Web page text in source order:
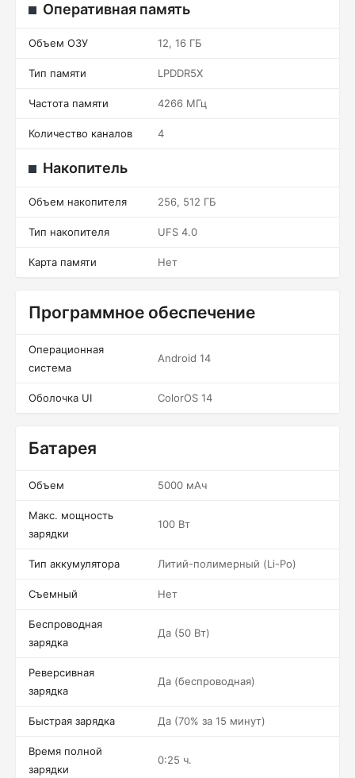
Оперативная память
Объем ОЗУ 12, 16 ГБ
Тип памяти LPDDR5X
Частота памяти 4266 МГц
Количество каналов 4
Накопитель
Объем накопителя 256, 512 ГБ
Тип накопителя UFS 4.0
Карта памяти Нет
Программное обеспечение
Операционная
система
Android 14
Оболочка UI ColorOS 14
Батарея
Объем 5000 мАч
Макс. мощность
зарядки
100 Вт
Тип аккумулятора Литий-полимерный (Li-Po)
Съемный Нет
Беспроводная
зарядка
Да (50 Вт)
Реверсивная
зарядка
Да (беспроводная)
Быстрая зарядка Да (70% за 15 минут)
Время полной
зарядки
0:25 ч.